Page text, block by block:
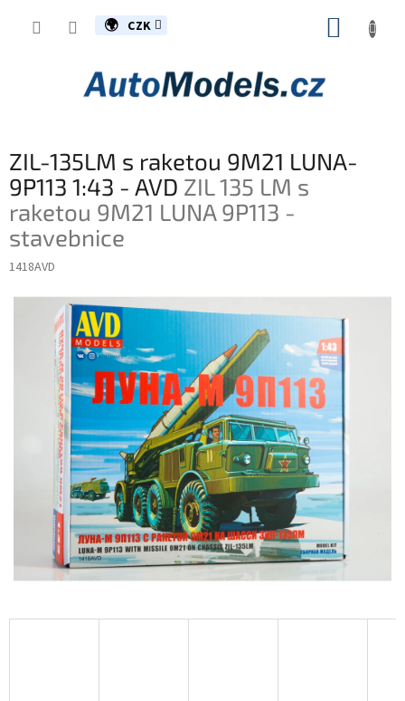
CZK
ZIL-135LM s raketou 9M21 LUNA-
9P113 1:43 - AVD ZIL 135 LM s
raketou 9M21 LUNA 9P113 -
stavebnice
1418AVD